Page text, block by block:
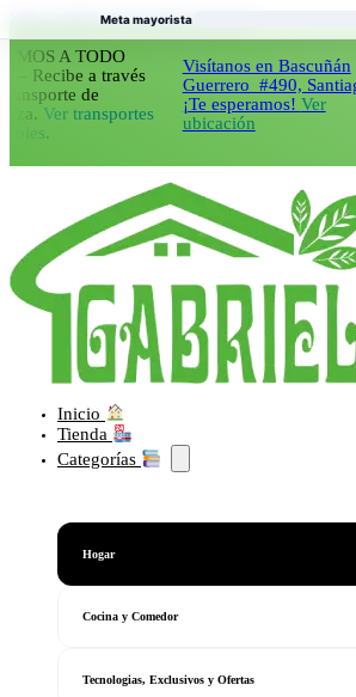
Saltar al contenido principal Saltar al pie de página
A TODO
a través
de
transportes
Visítanos en Bascuñán
Guerrero #490, Santiago.
¡Te esperamos!Ver
ubicación
Inicio
Tienda
Categorías
Hogar
Cocina y Comedor
Tecnologias, Exclusivos y Ofertas
Meta mayorista